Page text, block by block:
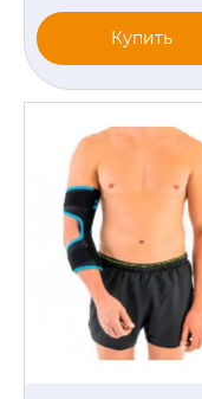
Купить